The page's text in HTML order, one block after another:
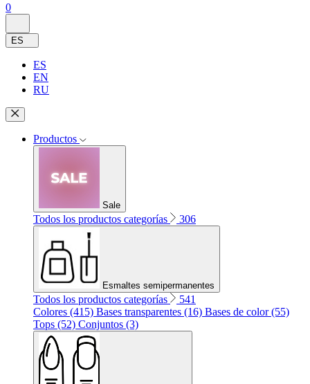
0
ES
ES
EN
RU
Productos
Sale
Todos los productos categorías 306
Esmaltes semipermanentes
Todos los productos categorías
541
Colores (415) Bases transparentes (16) Bases de color (55)
Tops (52) Conjuntos (3)